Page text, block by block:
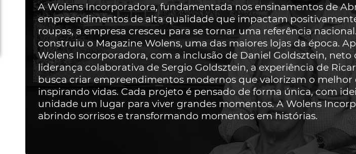
A Wolens Incorporadora, fundamentada nos ensinamentos de
empreendimentos de alta qualidade que impactam
roupas, a empresa cresceu para se tornar uma referência
construiu o Magazine Wolens, uma das maiores lojas da época.
Wolens Incorporadora, com a inclusão de Daniel Goldsztein,
liderança colaborativa de Sergio Goldsztein, a experiência de
busca criar empreendimentos modernos que valorizam o
inspirando vidas. Cada projeto é pensado de forma única, com
unidade um lugar para viver grandes momentos. A Wolens
abrindo sorrisos e transformando momentos em histórias.